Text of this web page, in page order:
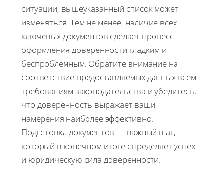
ситуации, вышеуказанный список может
изменяться. Тем не менее, наличие всех
ключевых документов сделает процесс
оформления доверенности гладким и
беспроблемным. Обратите внимание на
соответствие предоставляемых данных всем
требованиям законодательства и убедитесь,
что доверенность выражает ваши
намерения наиболее эффективно.
Подготовка документов — важный шаг,
который в конечном итоге определяет успех
и юридическую сила доверенности.